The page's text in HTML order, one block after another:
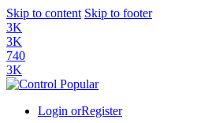
Skip to content Skip to footer
3K
3K
740
3K
Login orRegister